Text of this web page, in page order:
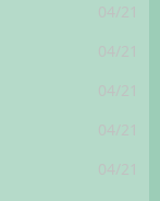
04/21
04/21
04/21
04/21
04/21